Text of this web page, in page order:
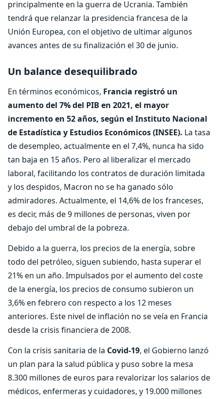
principalmente en la guerra de Ucrania. También
tendrá que relanzar la presidencia francesa de la
Unión Europea, con el objetivo de ultimar algunos
avances antes de su finalización el 30 de junio.
Un balance desequilibrado
En términos económicos, Francia registró un
aumento del 7% del PIB en 2021, el mayor
incremento en 52 años, según el Instituto Nacional
de Estadística y Estudios Económicos (INSEE). La tasa
de desempleo, actualmente en el 7,4%, nunca ha sido
tan baja en 15 años. Pero al liberalizar el mercado
laboral, facilitando los contratos de duración limitada
y los despidos, Macron no se ha ganado sólo
admiradores. Actualmente, el 14,6% de los franceses,
es decir, más de 9 millones de personas, viven por
debajo del umbral de la pobreza.
Debido a la guerra, los precios de la energía, sobre
todo del petróleo, siguen subiendo, hasta superar el
21% en un año. Impulsados por el aumento del coste
de la energía, los precios de consumo subieron un
3,6% en febrero con respecto a los 12 meses
anteriores. Este nivel de inflación no se veía en Francia
desde la crisis financiera de 2008.
Con la crisis sanitaria de la Covid-19, el Gobierno lanzó
un plan para la salud pública y puso sobre la mesa
8.300 millones de euros para revalorizar los salarios de
médicos, enfermeras y cuidadores, y 19.000 millones